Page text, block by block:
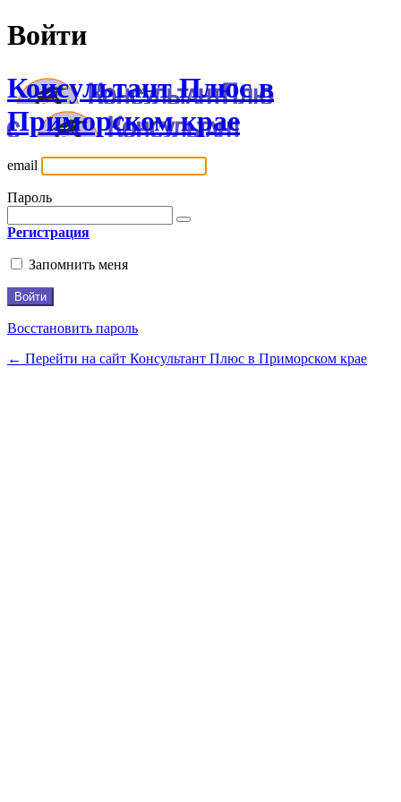
Войти
Консультант Плюс в
Приморском крае
email
Пароль
Регистрация
Запомнить меня
Восстановить пароль
← Перейти на сайт Консультант Плюс в Приморском крае